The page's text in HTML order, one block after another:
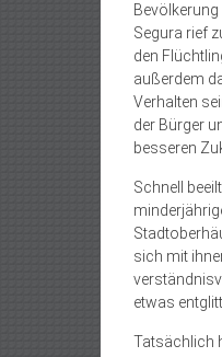
Segura rief
den
außerdem
Verhalten
der Bürger
besseren
Schnell
sich mit
etwas
Tatsächlich